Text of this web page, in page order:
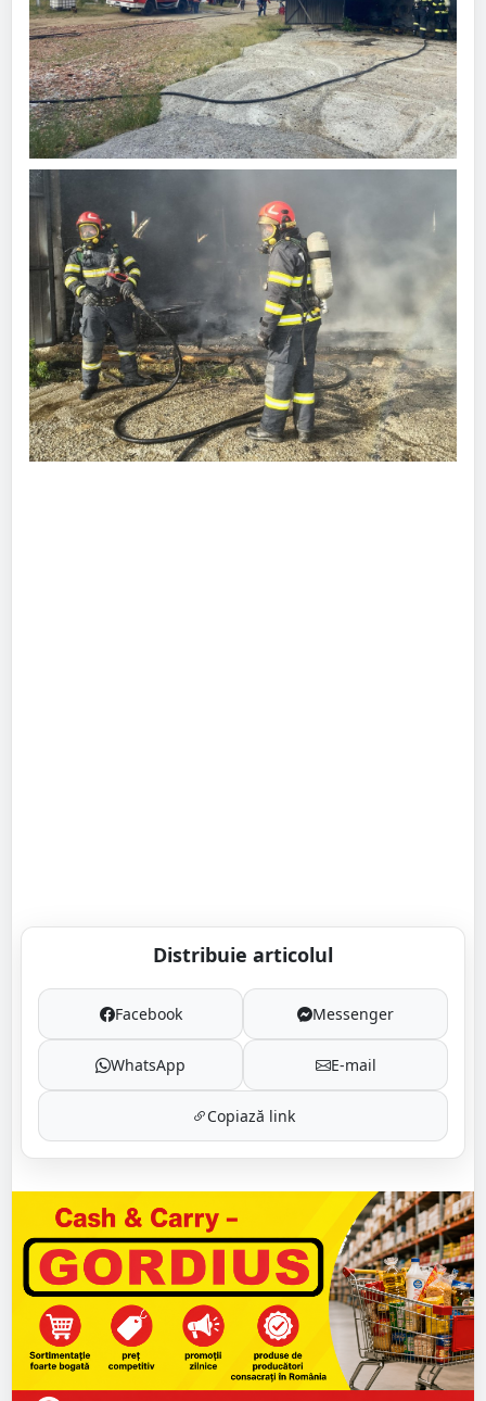
Distribuie articolul
Facebook Messenger
WhatsApp E-mail
Copiază link